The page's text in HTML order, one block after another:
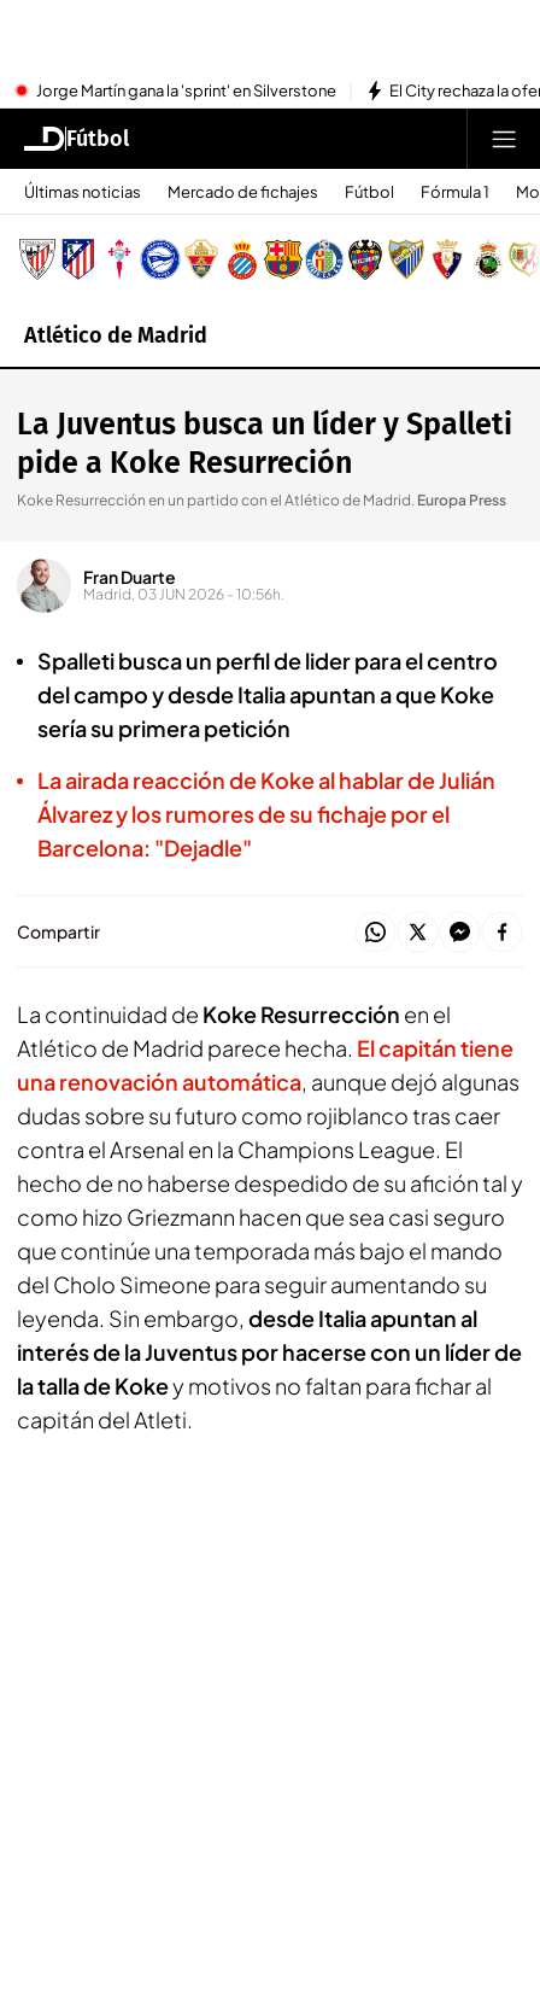
Jorge Martín gana la 'sprint' en Silverstone El City rechaza la
Fútbol
Últimas noticias Mercado de fichajes Fútbol Fórmula 1
Atlético de Madrid
La Juventus busca un líder y Spalleti
pide a Koke Resurreción
Koke Resurrección en un partido con el Atlético de Madrid. Europa Press
Fran Duarte
Madrid, 03 JUN 2026 - 10:56h.
Spalleti busca un perfil de lider para el centro
del campo y desde Italia apuntan a que Koke
sería su primera petición
La airada reacción de Koke al hablar de Julián
Álvarez y los rumores de su fichaje por el
Barcelona: "Dejadle"
Compartir
La continuidad de Koke Resurrección en el
Atlético de Madrid parece hecha. El capitán tiene
una renovación automática, aunque dejó algunas
dudas sobre su futuro como rojiblanco tras caer
contra el Arsenal en la Champions League. El
hecho de no haberse despedido de su afición tal y
como hizo Griezmann hacen que sea casi seguro
que continúe una temporada más bajo el mando
del Cholo Simeone para seguir aumentando su
leyenda. Sin embargo, desde Italia apuntan al
interés de la Juventus por hacerse con un líder de
la talla de Kokey motivos no faltan para fichar al
capitán del Atleti.